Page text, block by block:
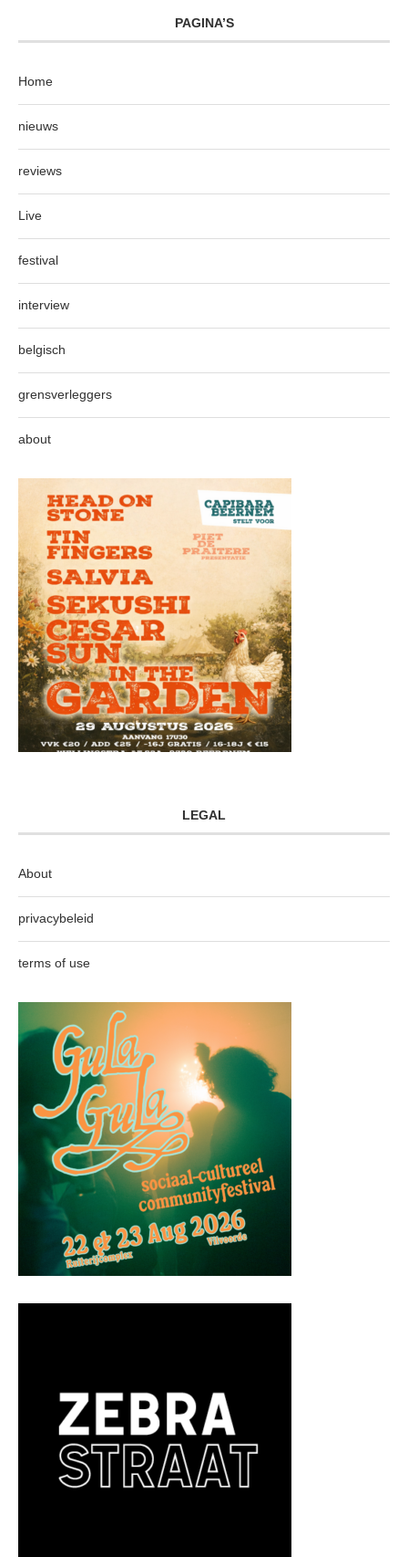
PAGINA’S
Home
nieuws
reviews
Live
festival
interview
belgisch
grensverleggers
about
LEGAL
About
privacybeleid
terms of use